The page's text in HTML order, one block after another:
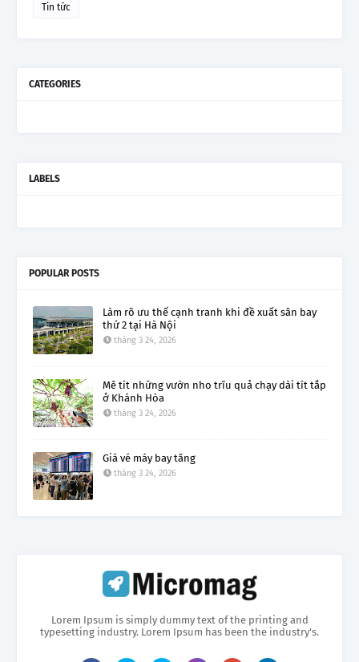
Tin tức
CATEGORIES
LABELS
POPULAR POSTS
Làm rõ ưu thế cạnh tranh khi đề xuất sân bay
thứ 2 tại Hà Nội
tháng 3 24, 2026
Mê tít những vườn nho trĩu quả chạy dài tít tắp
ở Khánh Hòa
tháng 3 24, 2026
Giá vé máy bay tăng
tháng 3 24, 2026
Lorem Ipsum is simply dummy text of the printing and
typesetting industry. Lorem Ipsum has been the industry's.